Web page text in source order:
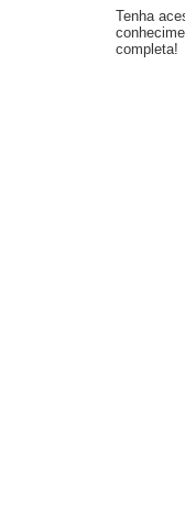
Tenha
completa!